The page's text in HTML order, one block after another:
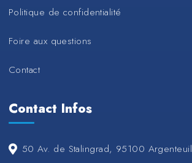
Politique de confidentialité
Foire aux questions
Contact
Contact Infos
50 Av. de Stalingrad, 95100 Argenteuil